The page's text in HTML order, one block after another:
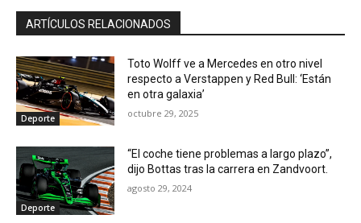
ARTÍCULOS RELACIONADOS
Deporte
Toto Wolff ve a Mercedes en otro nivel
respecto a Verstappen y Red Bull: ‘Están
en otra galaxia’
octubre 29, 2025
Deporte
“El coche tiene problemas a largo plazo”,
dijo Bottas tras la carrera en Zandvoort.
agosto 29, 2024